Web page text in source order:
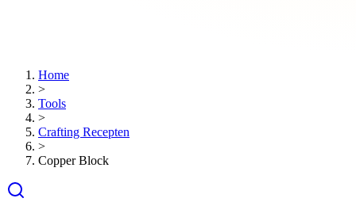
Home
>
Tools
>
Crafting Recepten
>
Copper Block